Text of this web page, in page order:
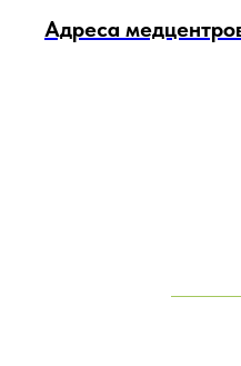
Адреса